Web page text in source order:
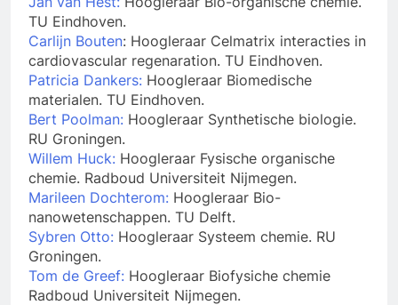
TU Eindhoven.
Carlijn Bouten: Hoogleraar Celmatrix interacties in
cardiovascular regenaration. TU Eindhoven.
Patricia Dankers: Hoogleraar Biomedische
materialen. TU Eindhoven.
Bert Poolman: Hoogleraar Synthetische biologie.
RU Groningen.
Willem Huck: Hoogleraar Fysische organische
chemie. Radboud Universiteit Nijmegen.
Marileen Dochterom: Hoogleraar Bio-
nanowetenschappen. TU Delft.
Sybren Otto: Hoogleraar Systeem chemie. RU
Groningen.
Tom de Greef: Hoogleraar Biofysiche chemie
Radboud Universiteit Nijmegen.